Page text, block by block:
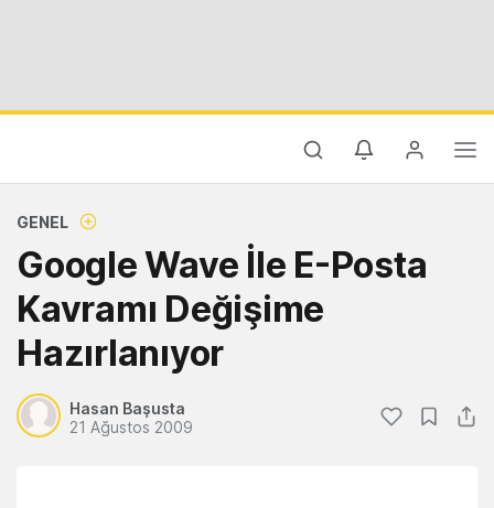
GENEL
Google Wave İle E-Posta
Kavramı Değişime
Hazırlanıyor
Hasan Başusta
21 Ağustos 2009